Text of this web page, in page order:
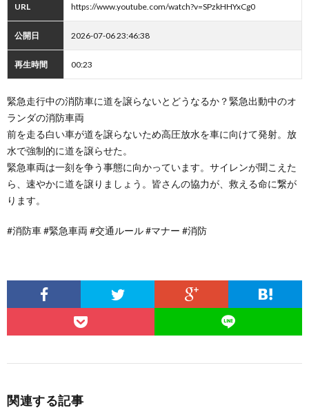
URL https://www.youtube.com/watch?v=SPzkHHYxCg0
公開日 2026-07-06 23:46:38
再生時間 00:23
緊急走行中の消防車に道を譲らないとどうなるか？緊急出動中のオ
ランダの消防車両
前を走る白い車が道を譲らないため高圧放水を車に向けて発射。放
水で強制的に道を譲らせた。
緊急車両は一刻を争う事態に向かっています。サイレンが聞こえた
ら、速やかに道を譲りましょう。皆さんの協力が、救える命に繋が
ります。
#消防車 #緊急車両 #交通ルール #マナー #消防
関連する記事